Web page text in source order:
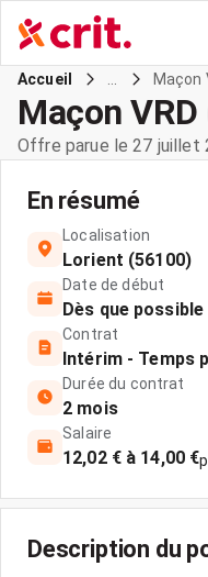
Accueil Maçon
Maçon
Offre parue le 27 juillet
En résumé
Localisation
Lorient (56100)
Date de début
Dès que possible
Contrat
Intérim - Temps
Durée du contrat
2 mois
Salaire
12,02 € à 14,00 €
Description du